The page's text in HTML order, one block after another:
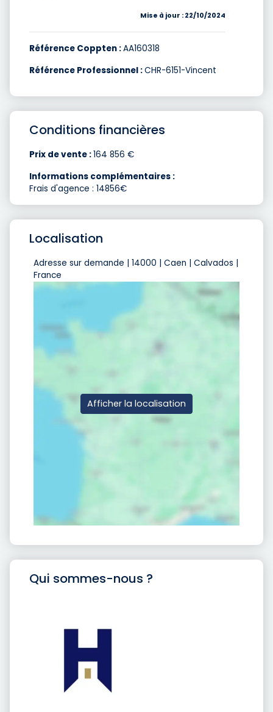
Mise à jour : 22/10/2024
Référence Coppten :AA160318
Référence Professionnel :CHR-6151-Vincent
Conditions financières
Prix de vente :164 856 €
Informations complémentaires :
Frais d'agence : 14856€
Localisation
Adresse sur demande | 14000 | Caen | Calvados |
France
Afficher la localisation
Qui sommes-nous ?